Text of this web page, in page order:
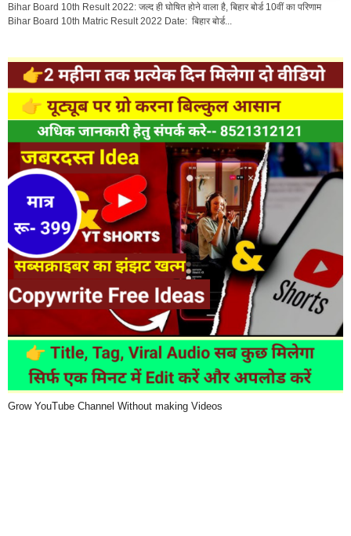
Bihar Board 10th Result 2022: जल्द ही घोषित होने वाला है, बिहार बोर्ड 10वीं का परिणाम
Bihar Board 10th Matric Result 2022 Date: बिहार बोर्ड...
Grow YouTube Channel Without making Videos